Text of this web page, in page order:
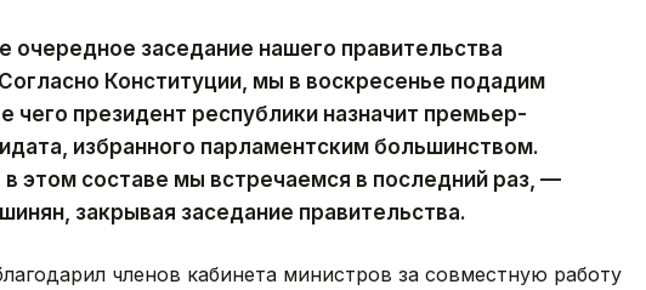
очередное заседание нашего правительства
Конституции, мы в воскресенье подадим
чего президент республики назначит премьер-
избранного парламентским большинством.
этом составе мы встречаемся в последний раз, —
закрывая заседание правительства.
членов кабинета министров за совместную работу